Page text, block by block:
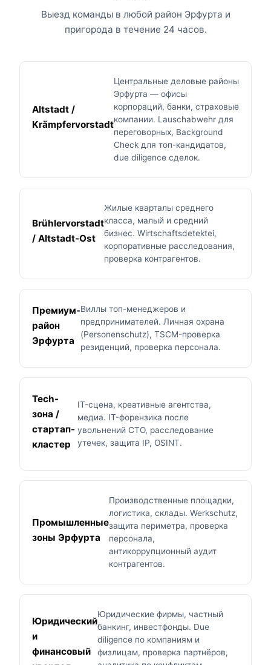
Выезд команды в любой район Эрфурта и
пригорода в течение 24 часов.
Altstadt /
Krämpfervorstadt
Центральные деловые районы
Эрфурта — офисы
корпораций, банки, страховые
компании. Lauschabwehr для
переговорных, Background
Check для топ-кандидатов,
due diligence сделок.
Brühlervorstadt
/ Altstadt-Ost
Жилые кварталы среднего
класса, малый и средний
бизнес. Wirtschaftsdetektei,
корпоративные расследования,
проверка контрагентов.
Премиум-
район
Эрфурта
Виллы топ-менеджеров и
предпринимателей. Личная охрана
(Personenschutz), TSCM-проверка
резиденций, проверка персонала.
Tech-
зона /
стартап-
кластер
IT-сцена, креативные агентства,
медиа. IT-форензика после
увольнений CTO, расследование
утечек, защита IP, OSINT.
Промышленные
зоны Эрфурта
Производственные площадки,
логистика, склады. Werkschutz,
защита периметра, проверка
персонала,
антикоррупционный аудит
контрагентов.
Юридический
и
финансовый
Юридические фирмы, частный
банкинг, инвестфонды. Due
diligence по компаниям и
физлицам, проверка партнёров,